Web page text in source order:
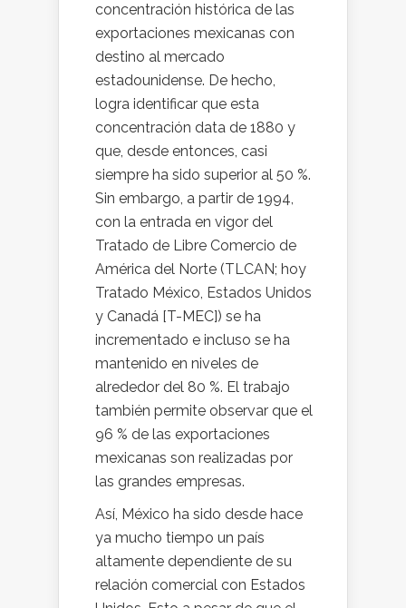
concentración histórica de las
exportaciones mexicanas con
destino al mercado
estadounidense. De hecho,
logra identificar que esta
concentración data de 1880 y
que, desde entonces, casi
siempre ha sido superior al 50 %.
Sin embargo, a partir de 1994,
con la entrada en vigor del
Tratado de Libre Comercio de
América del Norte (TLCAN; hoy
Tratado México, Estados Unidos
y Canadá [T-MEC]) se ha
incrementado e incluso se ha
mantenido en niveles de
alrededor del 80 %. El trabajo
también permite observar que el
96 % de las exportaciones
mexicanas son realizadas por
las grandes empresas.
Así, México ha sido desde hace
ya mucho tiempo un país
altamente dependiente de su
relación comercial con Estados